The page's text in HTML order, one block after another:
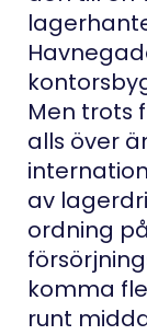
Men trots
alls över
av
ordning
komma
runt